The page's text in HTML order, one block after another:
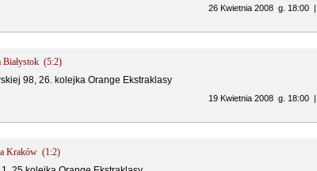
26 Kwietnia 2008 g. 18:00 |
Białystok (5:2)
98, 26. kolejka Orange Ekstraklasy
19 Kwietnia 2008 g. 18:00 |
Kraków (1:2)